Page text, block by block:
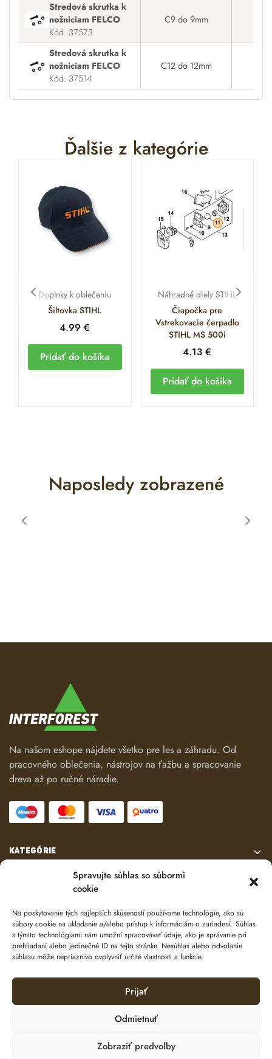
Spravujte súhlas so súbormi
cookie
Na poskytovanie tých najlepších skúseností používame technológie, ako sú
súbory cookie na ukladanie a/alebo prístup k informáciám o zariadení. Súhlas
s týmito technológiami nám umožní spracovávať údaje, ako je správanie pri
prehliadaní alebo jedinečné ID na tejto stránke. Nesúhlas alebo odvolanie
súhlasu môže nepriaznivo ovplyvniť určité vlastnosti a funkcie.
Prijať
Odmietnuť
Zobraziť predvoľby
Stredová skrutka k
nožniciam FELCO
Kód: 37573
C9 do 9mm
Stredová skrutka k
nožniciam FELCO
Kód: 37514
C12 do 12mm
Ďalšie z kategórie
Doplnky k oblečeniu
Šiltovka STIHL
4.99€
Pridať do košíka
Náhradné diely STIHL
Čiapočka pre
Vstrekovacie čerpadlo
STIHL MS 500i
4.13€
Pridať do košíka
Naposledy zobrazené
Na našom eshope nájdete všetko pre les a záhradu. Od
pracovného oblečenia, nástrojov na ťažbu a spracovanie
dreva až po ručné náradie.
KATEGÓRIE
KONTAKT